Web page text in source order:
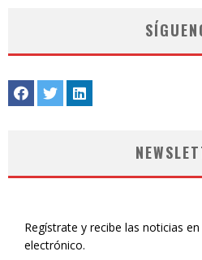
Regístrate y recibe las noticias
electrónico.